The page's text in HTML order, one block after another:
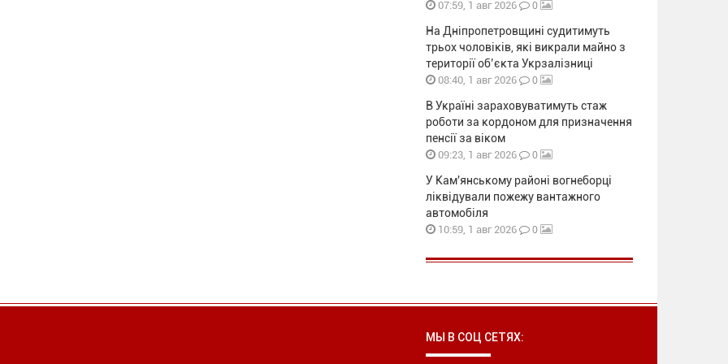
07:59, 1 авг 2026 0
На Дніпропетровщині судитимуть
трьох чоловіків, які викрали майно з
території об’єкта Укрзалізниці
08:40, 1 авг 2026 0
В Україні зараховуватимуть стаж
роботи за кордоном для призначення
пенсії за віком
09:23, 1 авг 2026 0
У Кам'янському районі вогнеборці
ліквідували пожежу вантажного
автомобіля
10:59, 1 авг 2026 0
МЫ В СОЦ СЕТЯХ: